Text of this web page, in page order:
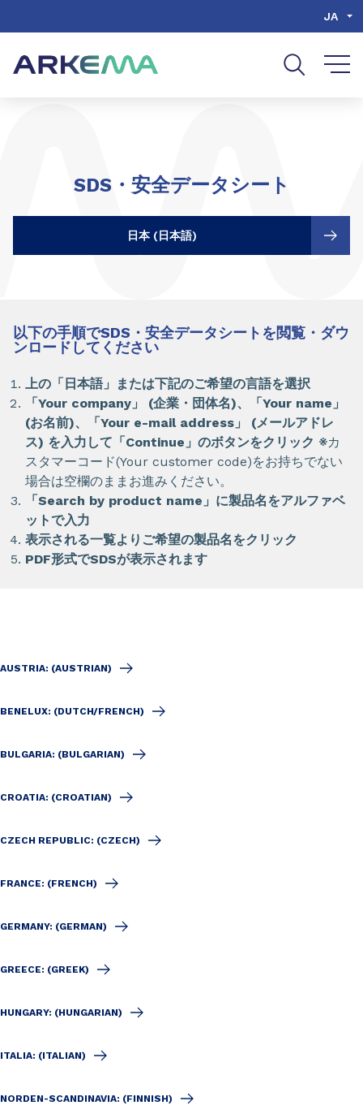
JA
SDS・安全データシート
日本 (日本語)
以下の手順でSDS・安全データシートを閲覧・ダウ
ンロードしてください
上の「日本語」または下記のご希望の言語を選択
「Your company」 (企業・団体名)、「Your name」
(お名前)、「Your e-mail address」 (メールアドレ
ス) を入力して「Continue」のボタンをクリック ※カ
スタマーコード(Your customer code)をお持ちでない
場合は空欄のままお進みください。
「Search by product name」に製品名をアルファベ
ットで入力
表示される一覧よりご希望の製品名をクリック
PDF形式でSDSが表示されます
AUSTRIA: (AUSTRIAN)
BENELUX: (DUTCH/FRENCH)
BULGARIA: (BULGARIAN)
CROATIA: (CROATIAN)
CZECH REPUBLIC: (CZECH)
FRANCE: (FRENCH)
GERMANY: (GERMAN)
GREECE: (GREEK)
HUNGARY: (HUNGARIAN)
ITALIA: (ITALIAN)
NORDEN-SCANDINAVIA: (FINNISH)